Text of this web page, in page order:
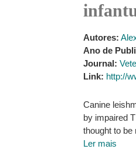
Autores:
Ano de
Journal:
Link: http://
Canine
by impaired
thought to be
Ler mais